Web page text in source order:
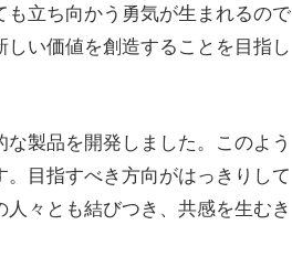
立ち向かう勇気が生まれるので
い価値を創造することを目指し
製品を開発しました。このよう
目指すべき方向がはっきりして
々とも結びつき、共感を生むき